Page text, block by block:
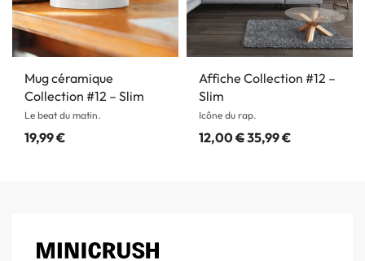
Mug céramique
Collection #12 – Slim
Le beat du matin.
19,99€
Affiche Collection #12 –
Slim
Icône du rap.
12,00€35,99€